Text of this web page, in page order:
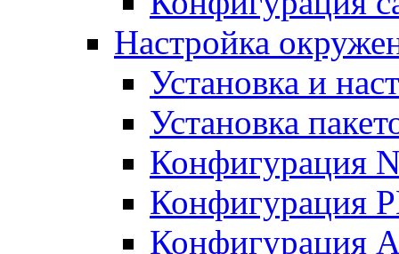
Настройка
Установка и
Установка
Конфигурация
Конфигурация
Конфигурация